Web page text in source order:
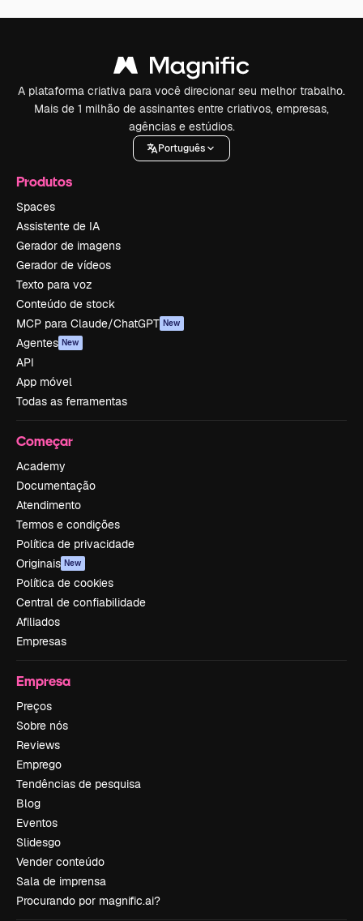
A plataforma criativa para você direcionar seu melhor trabalho.
Mais de 1 milhão de assinantes entre criativos, empresas,
agências e estúdios.
Português
Produtos
Spaces
Assistente de IA
Gerador de imagens
Gerador de vídeos
Texto para voz
Conteúdo de stock
MCP para Claude/ChatGPT New
Agentes New
API
App móvel
Todas as ferramentas
Começar
Academy
Documentação
Atendimento
Termos e condições
Política de privacidade
Originais New
Política de cookies
Central de confiabilidade
Afiliados
Empresas
Empresa
Preços
Sobre nós
Reviews
Emprego
Tendências de pesquisa
Blog
Eventos
Slidesgo
Vender conteúdo
Sala de imprensa
Procurando por magnific.ai?